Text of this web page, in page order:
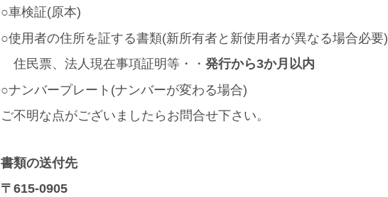
○車検証(原本)
○使用者の住所を証する書類(新所有者と新使用者が異なる場合必要)
住民票、法人現在事項証明等・・ 発行から3か月以内
○ナンバープレート(ナンバーが変わる場合)
ご不明な点がございましたらお問合せ下さい。
書類の送付先
〒615-0905